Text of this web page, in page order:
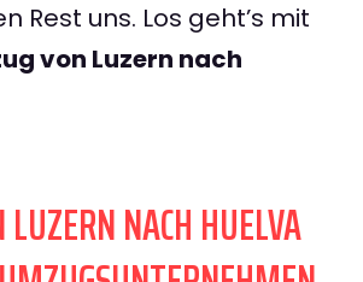
Rest uns. Los geht’s mit
von Luzern nach
NACH HUELVA